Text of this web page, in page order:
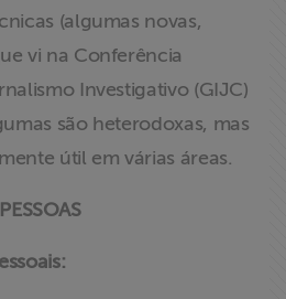
(algumas novas,
vi na Conferência
Investigativo (GIJC)
são heterodoxas, mas
útil em várias áreas.